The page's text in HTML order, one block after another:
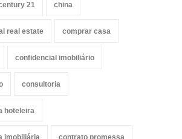
21 china
real estate comprar casa
confidencial imobiliário
consultoria
hoteleira
imobiliária contrato promessa